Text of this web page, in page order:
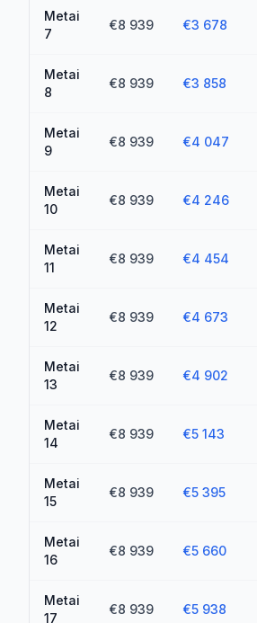
Metai
7
€8 939 €3 678
Metai
8
€8 939 €3 858
Metai
9
€8 939 €4 047
Metai
10
€8 939 €4 246
Metai
11
€8 939 €4 454
Metai
12
€8 939 €4 673
Metai
13
€8 939 €4 902
Metai
14
€8 939 €5 143
Metai
15
€8 939 €5 395
Metai
16
€8 939 €5 660
Metai
17
€8 939 €5 938